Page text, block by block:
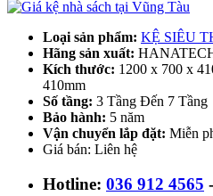
Loại sản phẩm: KỆ SIÊU
Hãng sản xuất:
Kích thước: 1200 x 700 x
410mm
Số tầng: 3 Tầng Đến 7 Tầng
Bảo hành: 5 năm
Vận chuyển lắp đặt: Miễn
Giá bán: Liên hệ
Hotline: 036 912 4565 -